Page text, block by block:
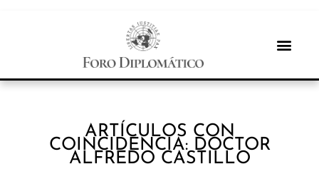
ARTÍCULOS CON
COINCIDENCIA: DOCTOR
ALFREDO CASTILLO